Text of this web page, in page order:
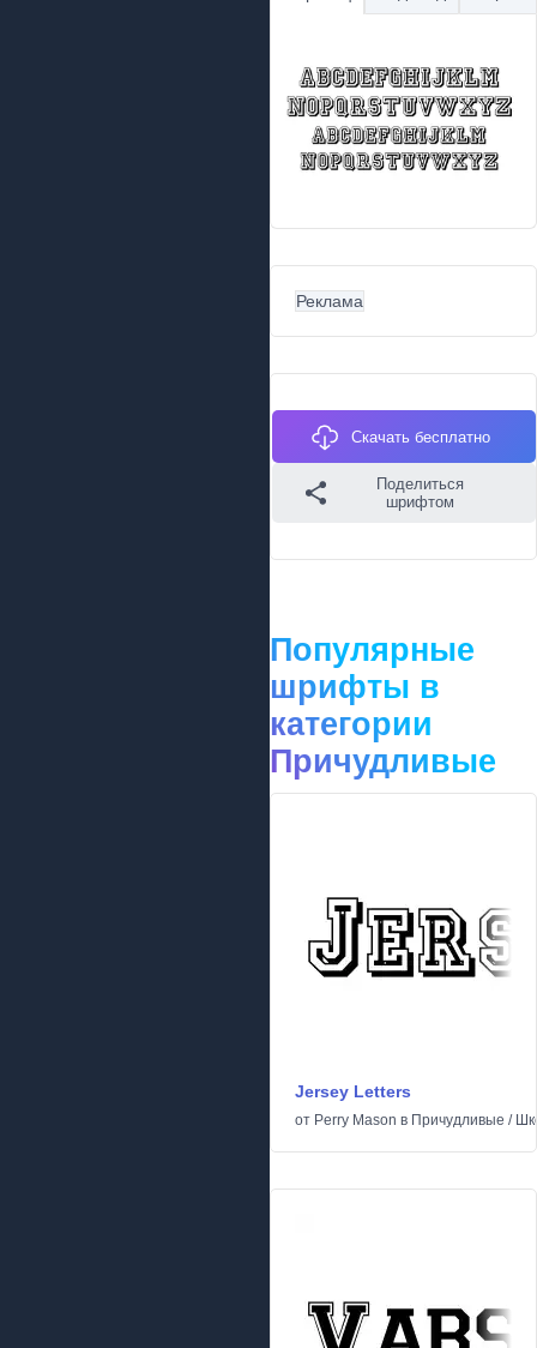
Реклама
Скачать бесплатно
Поделиться
шрифтом
Популярные
шрифты в
категории
Причудливые
Jersey Letters
от Perry Mason в Причудливые /